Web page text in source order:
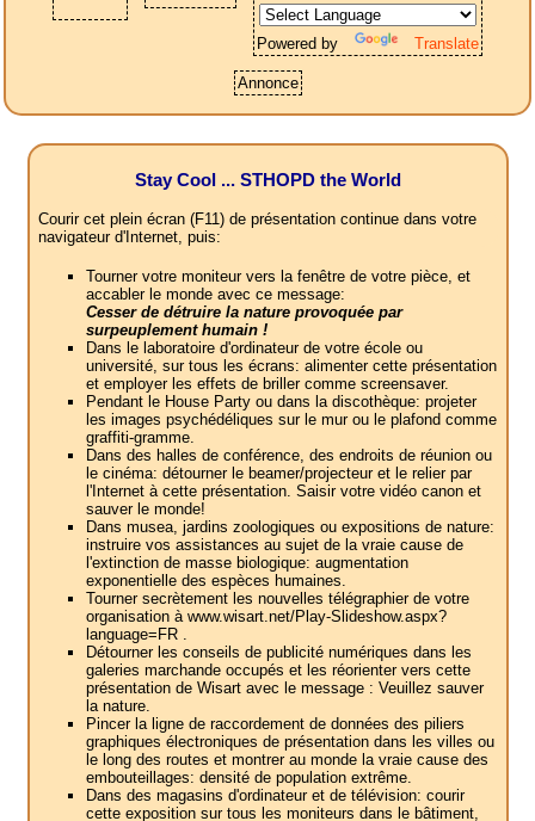
Powered by Translate
Annonce
Stay Cool ... STHOPD the World
Courir cet plein écran (F11) de présentation continue dans votre
navigateur d'Internet, puis:
Tourner votre moniteur vers la fenêtre de votre pièce, et
accabler le monde avec ce message:
Cesser de détruire la nature provoquée par
surpeuplement humain !
Dans le laboratoire d'ordinateur de votre école ou
université, sur tous les écrans: alimenter cette présentation
et employer les effets de briller comme screensaver.
Pendant le House Party ou dans la discothèque: projeter
les images psychédéliques sur le mur ou le plafond comme
graffiti-gramme.
Dans des halles de conférence, des endroits de réunion ou
le cinéma: détourner le beamer/projecteur et le relier par
l'Internet à cette présentation. Saisir votre vidéo canon et
sauver le monde!
Dans musea, jardins zoologiques ou expositions de nature:
instruire vos assistances au sujet de la vraie cause de
l'extinction de masse biologique: augmentation
exponentielle des espèces humaines.
Tourner secrètement les nouvelles télégraphier de votre
organisation à www.wisart.net/Play-Slideshow.aspx?
language=FR .
Détourner les conseils de publicité numériques dans les
galeries marchande occupés et les réorienter vers cette
présentation de Wisart avec le message : Veuillez sauver
la nature.
Pincer la ligne de raccordement de données des piliers
graphiques électroniques de présentation dans les villes ou
le long des routes et montrer au monde la vraie cause des
embouteillages: densité de population extrême.
Dans des magasins d'ordinateur et de télévision: courir
cette exposition sur tous les moniteurs dans le bâtiment,